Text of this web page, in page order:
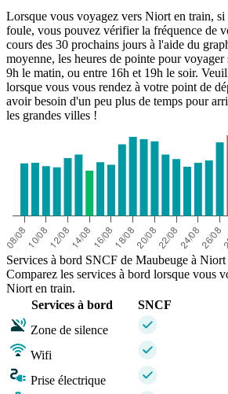
Lorsque vous voyagez vers Niort en train, si
foule, vous pouvez vérifier la fréquence de
cours des 30 prochains jours à l'aide du
moyenne, les heures de pointe pour voyager
9h le matin, ou entre 16h et 19h le soir.
lorsque vous vous rendez à votre point de
avoir besoin d'un peu plus de temps pour
les grandes villes !
Services à bord SNCF de Maubeuge à Niort
Comparez les services à bord lorsque vous
Niort en train.
Services à bord
SNCF
Zone de silence
Wifi
Prise électrique